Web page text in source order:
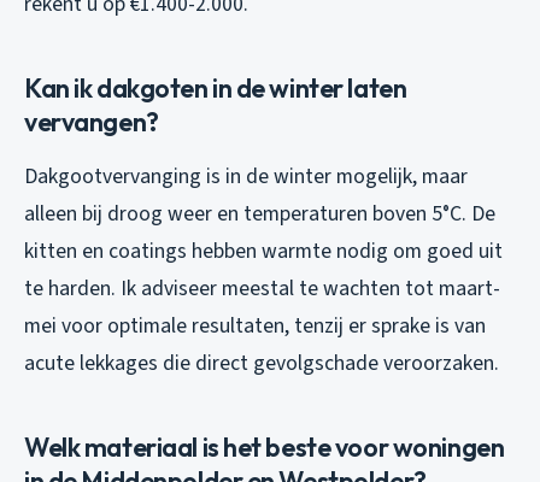
Kan ik dakgoten in de winter laten
vervangen?
Dakgootvervanging is in de winter mogelijk, maar
alleen bij droog weer en temperaturen boven 5°C. De
kitten en coatings hebben warmte nodig om goed uit
te harden. Ik adviseer meestal te wachten tot maart-
mei voor optimale resultaten, tenzij er sprake is van
acute lekkages die direct gevolgschade veroorzaken.
Welk materiaal is het beste voor woningen